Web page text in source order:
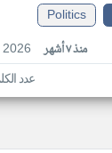
Politics
منذ ٧ أشهر
عدد